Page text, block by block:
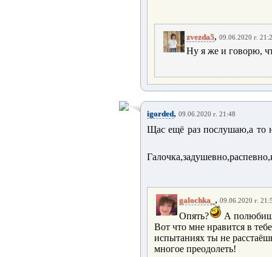
zvezda5, 09.06.2020 г.
Ну я же и говорю,
igorded, 09.06.2020 г. 21:48
Щас ещё раз послушаю,а то
galochka_ , 09.06.2020 г.
Опять?
А
Вот что мне нравится в
испытаниях ты не
многое преодолеть!